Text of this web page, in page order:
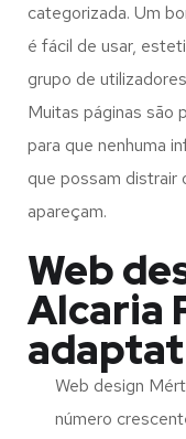
categorizada. Um
é fácil de usar,
grupo de
Muitas páginas são
para que nenhuma
que possam distrair
apareçam.
Web
Alcaria
Web design
número